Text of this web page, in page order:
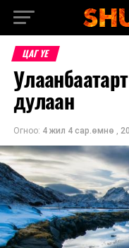
ЦАГ ҮЕ
дулаан
Огноо: 4 жил 4 сар.өмнө ,